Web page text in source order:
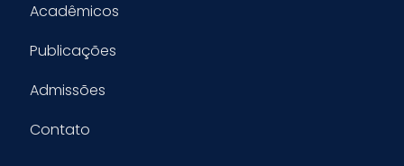
Acadêmicos
Publicações
Admissões
Contato